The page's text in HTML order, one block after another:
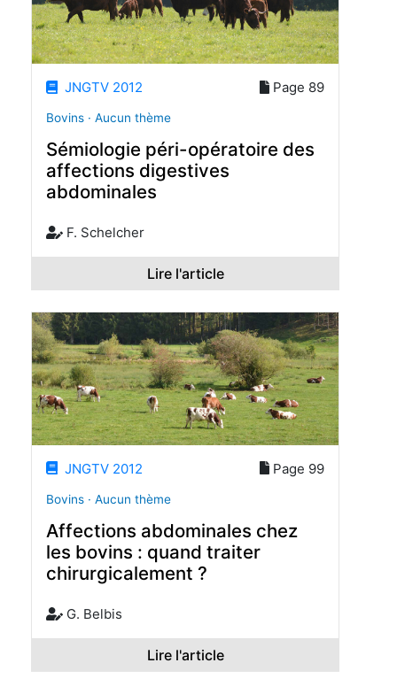
JNGTV 2012 Page 89
Bovins · Aucun thème
Sémiologie péri-opératoire des
affections digestives
abdominales
F. Schelcher
Lire l'article
JNGTV 2012 Page 99
Bovins · Aucun thème
Affections abdominales chez
les bovins : quand traiter
chirurgicalement ?
G. Belbis
Lire l'article